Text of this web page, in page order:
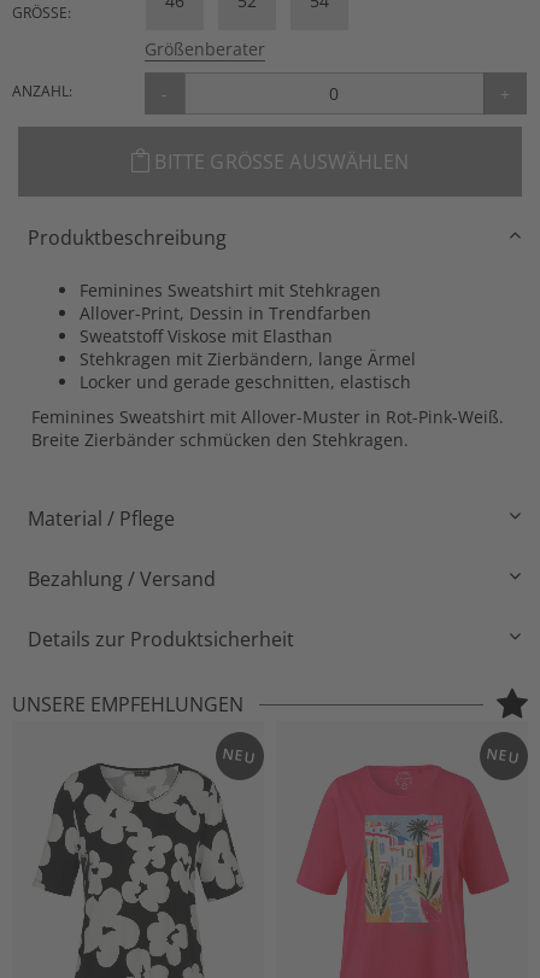
GRÖSSE:
Größenberater
ANZAHL: - +
BITTE GRÖSSE AUSWÄHLEN
Produktbeschreibung
Feminines Sweatshirt mit Stehkragen
Allover-Print, Dessin in Trendfarben
Sweatstoff Viskose mit Elasthan
Stehkragen mit Zierbändern, lange Ärmel
Locker und gerade geschnitten, elastisch
Feminines Sweatshirt mit Allover-Muster in Rot-Pink-Weiß.
Breite Zierbänder schmücken den Stehkragen.
Material / Pflege
Bezahlung / Versand
Details zur Produktsicherheit
UNSERE EMPFEHLUNGEN
NEU NEU